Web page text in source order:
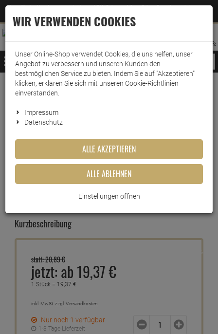
Jetzt für den Newsletter entscheiden und 5% Rabatt auf Ihre nächste Bestellung erhalten
–Zum Newsletter
ANMELDEN
AUFKLAPPEN
MERKZETTEL
WARENKORB:
MENÜ
Weiter einkaufen www.wark24.de
Leben & Wohnen
Wasserbettenbedarf
Stricker Chemie Schlauchset
UNO
Kurzbeschreibung
statt:20,89€
jetzt: ab 19,37€
5 %
1 Stück = 19,37 €
inkl. MwSt. zzgl. Versandkosten
Nur noch 1 verfügbar
1-3 Tage Lieferzeit
WIR VERWENDEN COOKIES
Unser Online-Shop verwendet Cookies, die uns helfen, unser
Angebot zu verbessern und unseren Kunden den
bestmöglichen Service zu bieten. Indem Sie auf "Akzeptieren"
klicken, erklären Sie sich mit unseren Cookie-Richtlinien
einverstanden.
Impressum
Datenschutz
ALLE AKZEPTIEREN
ALLE ABLEHNEN
Einstellungen öffnen